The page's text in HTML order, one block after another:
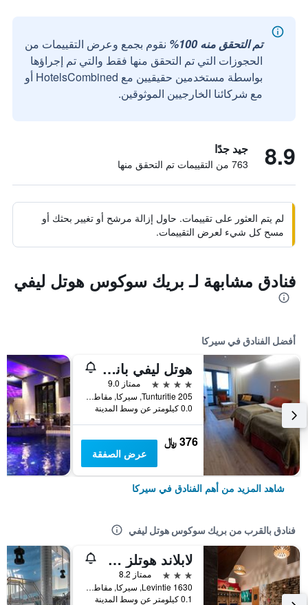
تم التحقق منه 100%
نقوم بجمع وعرض التقييمات من
الحجوزات التي تم التحقق منها فقط والتي تم إجراؤها
بواسطة مستخدمين حقيقيين مع HotelsCombined أو
مع شركائنا الخارجيين الموثوقين.
8.9 جيد جدًا
763 من التقييمات تم التحقق منها
لم يتم العثور على تقييمات. حاول إزالة مرشح أو تغيير بحثك أو
مسح كل شيء لعرض التقييمات.
فنادق مشابهة لـ بريك سوكوس هوتل ليفي
أفضل الفنادق في سيركا
هوتل ليفي بانوراما
4 نجوم
ممتاز 9.0
Tunturitie 205, سيركا, مقاطعة لابي, فنلندا
0.0 كيلومتر عن وسط المدينة
376 ﷼
عرض الصفقة
شاهد المزيد من أهم الفنادق في سيركا
فنادق بالقرب من بريك سوكوس هوتل ليفي
لابلاند هوتلز سيركانتاتي
3 نجوم
ممتاز 8.2
Levintie 1630, سيركا, مقاطعة لابي, فنلندا
0.1 كيلومتر عن وسط المدينة